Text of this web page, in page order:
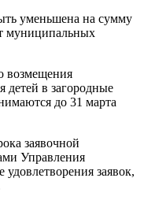
уменьшена на сумму
муниципальных
возмещения
детей в загородные
до 31 марта
заявочной
Управления
удовлетворения заявок,